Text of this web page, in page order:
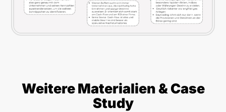
Weitere Materialien & Case
Study